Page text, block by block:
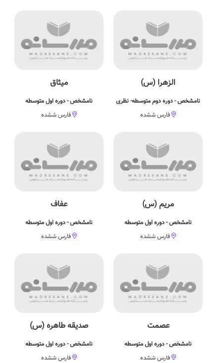
الزهرا (س)
نامشخص - دوره دوم متوسطه- نظری
فارس ششده
میثاق
نامشخص - دوره اول متوسطه
فارس ششده
مریم (س)
نامشخص - دوره اول متوسطه
فارس ششده
عفاف
نامشخص - دوره اول متوسطه
فارس ششده
عصمت
نامشخص - دوره اول متوسطه
فارس ششده
صدیقه طاهره (س)
نامشخص - دوره اول متوسطه
فارس ششده